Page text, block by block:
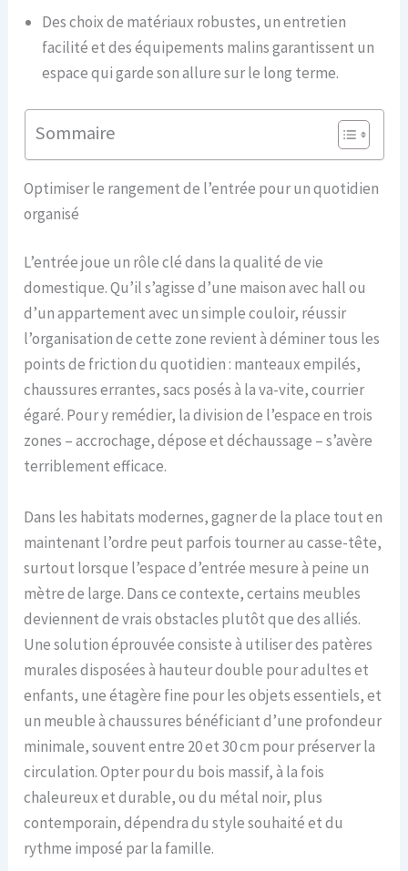
Des choix de matériaux robustes, un entretien
facilité et des équipements malins garantissent un
espace qui garde son allure sur le long terme.
Sommaire
Optimiser le rangement de l’entrée pour un quotidien
organisé
L’entrée joue un rôle clé dans la qualité de vie
domestique. Qu’il s’agisse d’une maison avec hall ou
d’un appartement avec un simple couloir, réussir
l’organisation de cette zone revient à déminer tous les
points de friction du quotidien : manteaux empilés,
chaussures errantes, sacs posés à la va-vite, courrier
égaré. Pour y remédier, la division de l’espace en trois
zones – accrochage, dépose et déchaussage – s’avère
terriblement efficace.
Dans les habitats modernes, gagner de la place tout en
maintenant l’ordre peut parfois tourner au casse-tête,
surtout lorsque l’espace d’entrée mesure à peine un
mètre de large. Dans ce contexte, certains meubles
deviennent de vrais obstacles plutôt que des alliés.
Une solution éprouvée consiste à utiliser des patères
murales disposées à hauteur double pour adultes et
enfants, une étagère fine pour les objets essentiels, et
un meuble à chaussures bénéficiant d’une profondeur
minimale, souvent entre 20 et 30 cm pour préserver la
circulation. Opter pour du bois massif, à la fois
chaleureux et durable, ou du métal noir, plus
contemporain, dépendra du style souhaité et du
rythme imposé par la famille.